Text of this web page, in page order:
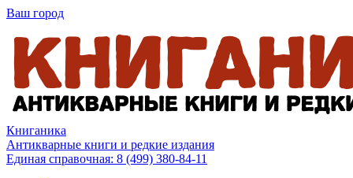
Ваш город
Книганика
Антикварные книги и редкие издания
Единая справочная: 8 (499) 380-84-11